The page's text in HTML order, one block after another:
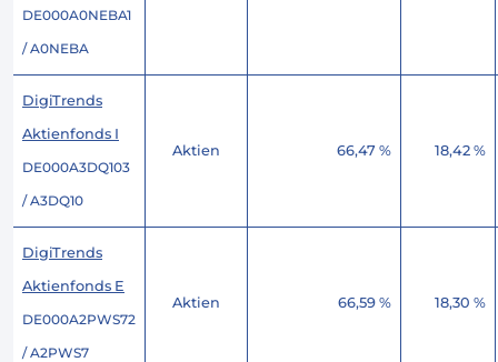
DE000A0NEBA1
/ A0NEBA
DigiTrends
Aktienfonds I
DE000A3DQ103
/ A3DQ10
Aktien 66,47 % 18,42 %
DigiTrends
Aktienfonds E
DE000A2PWS72
/ A2PWS7
Aktien 66,59 % 18,30 %